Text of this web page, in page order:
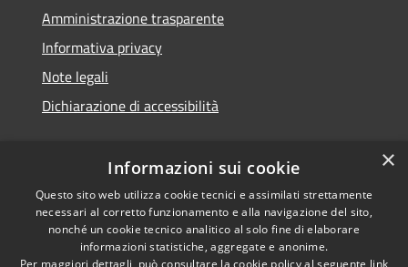
Amministrazione trasparente
Informativa privacy
Note legali
Dichiarazione di accessibilità
RSS
Copyright © 2026 • Comune di
×
Informazioni sui cookie
Questo sito web utilizza cookie tecnici e assimilati strettamente
necessari al corretto funzionamento e alla navigazione del sito,
nonché un cookie tecnico analitico al solo fine di elaborare
informazioni statistiche, aggregate e anonime.
Per maggiori dettagli, può consultare la cookie policy al seguente link